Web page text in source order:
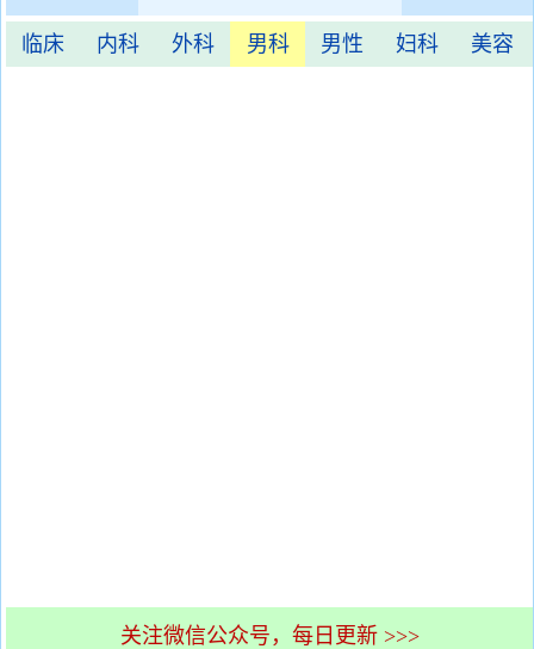
临床 内科 外科 男科 男性 妇科 美容
关注微信公众号，每日更新 >>>